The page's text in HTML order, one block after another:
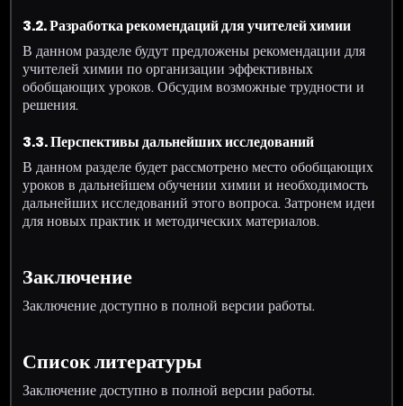
3.2. Разработка рекомендаций для учителей химии
В данном разделе будут предложены рекомендации для
учителей химии по организации эффективных
обобщающих уроков. Обсудим возможные трудности и
решения.
3.3. Перспективы дальнейших исследований
В данном разделе будет рассмотрено место обобщающих
уроков в дальнейшем обучении химии и необходимость
дальнейших исследований этого вопроса. Затронем идеи
для новых практик и методических материалов.
Заключение
Заключение доступно в полной версии работы.
Список литературы
Заключение доступно в полной версии работы.